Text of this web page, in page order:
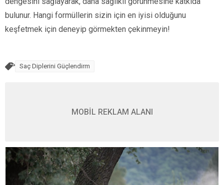
bulunur. Hangi formüllerin sizin için en iyisi olduğunu
keşfetmek için deneyip görmekten çekinmeyin!
Saç Diplerini Güçlendirm
MOBİL REKLAM ALANI